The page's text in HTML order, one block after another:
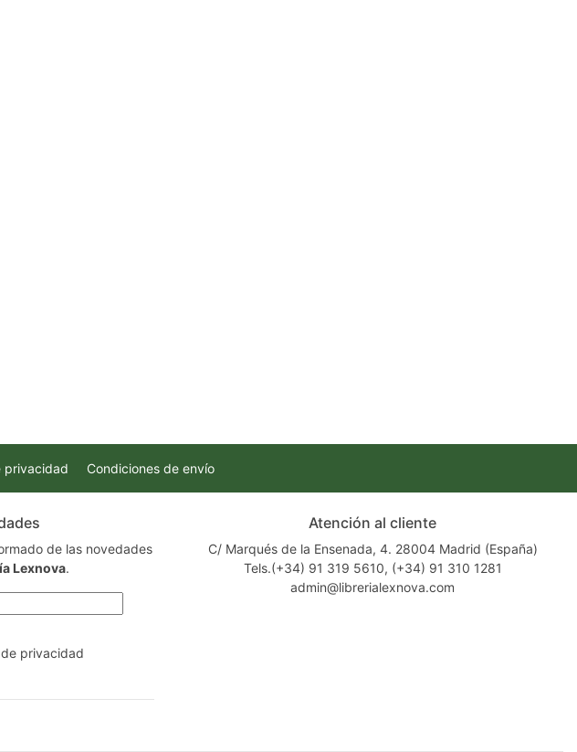
privacidad Condiciones de envío
de las novedades
Lexnova.
privacidad
Atención al cliente
C/ Marqués de la Ensenada, 4. 28004 Madrid (España)
Tels.(+34) 91 319 5610, (+34) 91 310 1281
admin@librerialexnova.com